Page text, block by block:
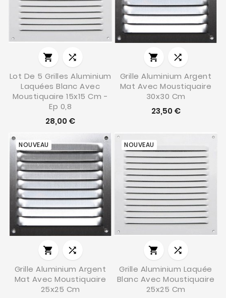


Lot De 5 Grilles Aluminium
Laquées Blanc Avec
Moustiquaire 15x15 Cm -
Ep 0,8
28,00 €


Grille Aluminium Argent
Mat Avec Moustiquaire
30x30 Cm
23,50 €
NOUVEAU


Grille Aluminium Argent
Mat Avec Moustiquaire
25x25 Cm
NOUVEAU


Grille Aluminium Laquée
Blanc Avec Moustiquaire
25x25 Cm